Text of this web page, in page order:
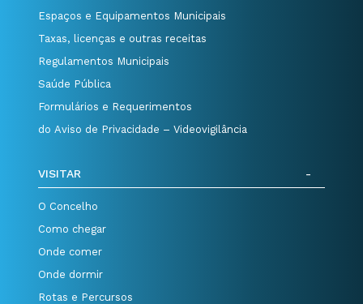
Espaços e Equipamentos Municipais
Taxas, licenças e outras receitas
Regulamentos Municipais
Saúde Pública
Formulários e Requerimentos
do Aviso de Privacidade – Videovigilância
VISITAR
O Concelho
Como chegar
Onde comer
Onde dormir
Rotas e Percursos